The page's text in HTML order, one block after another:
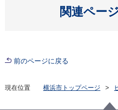
関連ペー
前のページに戻る
現在位置 横浜市トップページ
交通局